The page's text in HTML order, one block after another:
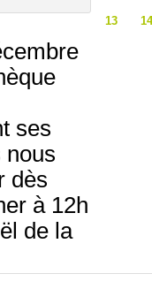
ses
nous
dès
à 12h
de la
13 14